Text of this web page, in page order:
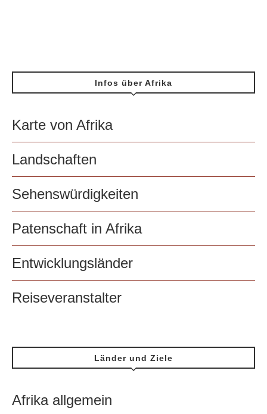
Infos über Afrika
Karte von Afrika
Landschaften
Sehenswürdigkeiten
Patenschaft in Afrika
Entwicklungsländer
Reiseveranstalter
Länder und Ziele
Afrika allgemein